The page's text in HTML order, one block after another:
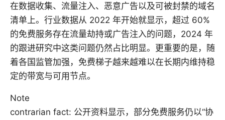
在数据收集、流量注入、恶意广告以及可被封禁的域名
清单上。行业数据从 2022 年开始就显示，超过 60%
的免费服务存在流量劫持或广告注入的问题，2024 年
的跟进研究中这类问题仍然占比明显。更重要的是，随
着各国监管加强，免费梯子越来越难以在长期内维持稳
定的带宽与可用节点。
Note
contrarian fact: 公开资料显示，部分免费服务仍以“协